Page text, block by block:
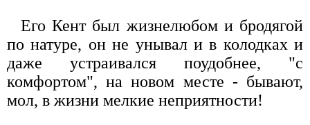
Его Кент был жизнелюбом и бродягой
по натуре, он не унывал и в колодках и
даже устраивался поудобнее, "с
комфортом", на новом месте - бывают,
мол, в жизни мелкие неприятности!